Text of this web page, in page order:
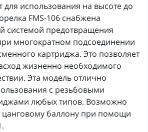
для использования на высоте до
FMS-106 снабжена
системой предотвращения
многократном подсоединении
картриджа. Это позволяет
жизненно необходимого
Эта модель отлично
с резьбовыми
любых типов. Возможно
цанговому баллону при помощи